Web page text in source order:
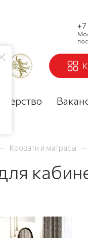
Кровати и матрасы —